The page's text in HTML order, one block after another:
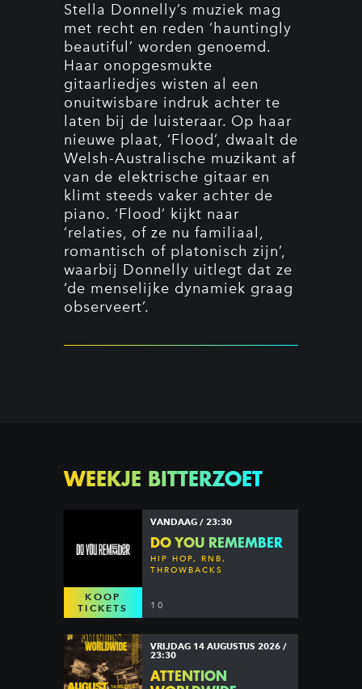
Stella Donnelly’s muziek mag
met recht en reden ‘hauntingly
beautiful’ worden genoemd.
Haar onopgesmukte
gitaarliedjes wisten al een
onuitwisbare indruk achter te
laten bij de luisteraar. Op haar
nieuwe plaat, ‘Flood’, dwaalt de
Welsh-Australische muzikant af
van de elektrische gitaar en
klimt steeds vaker achter de
piano. ‘Flood’ kijkt naar
‘relaties, of ze nu familiaal,
romantisch of platonisch zijn’,
waarbij Donnelly uitlegt dat ze
‘de menselijke dynamiek graag
observeert’.
WEEKJE BITTERZOET
KOOP
TICKETS
VANDAAG / 23:30
DO YOU REMEMBER
HIP HOP, RNB,
THROWBACKS
10
VRIJDAG 14 AUGUSTUS 2026 /
23:30
ATTENTION